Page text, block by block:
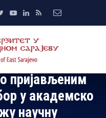
пријављеним
у академско
научну